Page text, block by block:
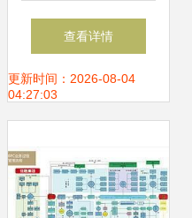
安全信息短板，发
展网络与信息安全
查看详情
更新时间：2026-08-04
04:27:03